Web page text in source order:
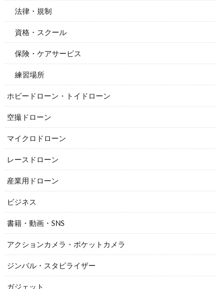
法律・規制
資格・スクール
保険・ケアサービス
練習場所
ホビードローン・トイドローン
空撮ドローン
マイクロドローン
レースドローン
産業用ドローン
ビジネス
書籍・動画・SNS
アクションカメラ・ポケットカメラ
ジンバル・スタビライザー
ガジェット